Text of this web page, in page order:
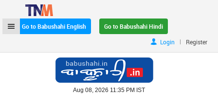
Go to Babushahi English
Go to Babushahi Hindi
Login
| Register
Aug 08, 2026 11:35 PM IST